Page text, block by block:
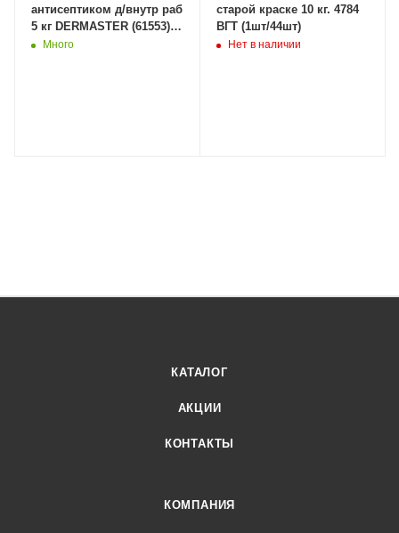
антисептиком д/внутр раб
5 кг DERMASTER (61553)
(1шт/96шт)
Много
старой краске 10 кг. 4784
ВГТ (1шт/44шт)
Нет в наличии
КАТАЛОГ
АКЦИИ
КОНТАКТЫ
КОМПАНИЯ